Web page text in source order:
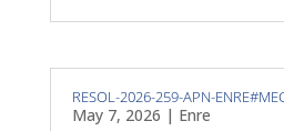
RESOL-2026-259-APN-
May 7, 2026 | Enre